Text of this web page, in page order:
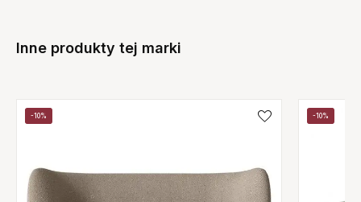
Inne produkty tej marki
-10% -10%